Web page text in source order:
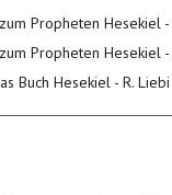
Propheten Hesekiel -
Propheten Hesekiel -
Buch Hesekiel - R. Liebi